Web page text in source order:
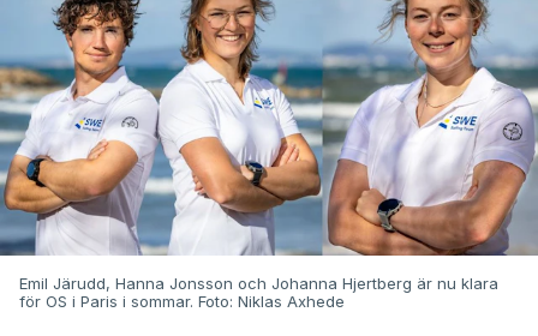
Emil Järudd, Hanna Jonsson och Johanna Hjertberg är nu klara
för OS i Paris i sommar. Foto: Niklas Axhede